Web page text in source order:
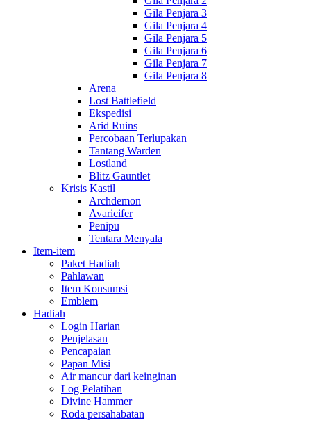
Gila Penjara 3
Gila Penjara 4
Gila Penjara 5
Gila Penjara 6
Gila Penjara 7
Gila Penjara 8
Arena
Lost Battlefield
Ekspedisi
Arid Ruins
Percobaan Terlupakan
Tantang Warden
Lostland
Blitz Gauntlet
Krisis Kastil
Archdemon
Avaricifer
Penipu
Tentara Menyala
Item-item
Paket Hadiah
Pahlawan
Item Konsumsi
Emblem
Hadiah
Login Harian
Penjelasan
Pencapaian
Papan Misi
Air mancur dari keinginan
Log Pelatihan
Divine Hammer
Roda persahabatan